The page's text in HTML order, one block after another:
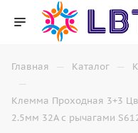
Главная — Каталог —
—
Клемма Проходная 3+3
2.5мм 32A с рычагами